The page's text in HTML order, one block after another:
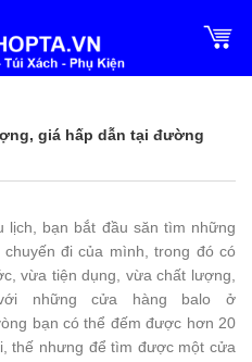
giá hấp dẫn tại đường
lịch, bạn bắt đầu săn tìm những
đi của mình, trong đó có
vừa tiện dụng, vừa chất lượng,
những cửa hàng balo ở
bạn có thể đếm được hơn 20
thế nhưng để tìm được một cửa